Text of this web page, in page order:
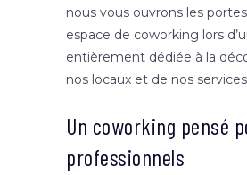
nous vous ouvrons les
espace de coworking lors
entièrement dédiée à la
nos locaux et de nos
Un coworking pensé
professionnels